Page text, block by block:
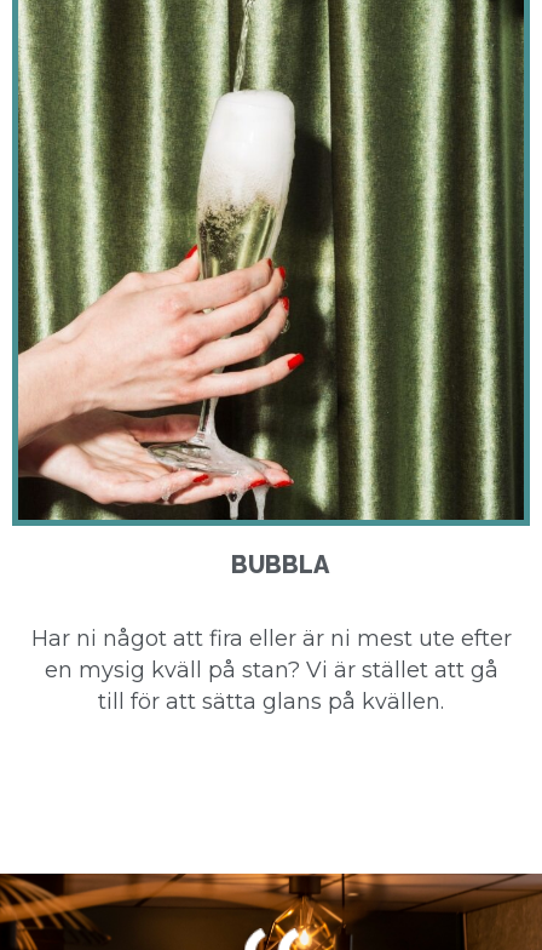
BUBBLA
Har ni något att fira eller är ni mest ute efter
en mysig kväll på stan? Vi är stället att gå
till för att sätta glans på kvällen.